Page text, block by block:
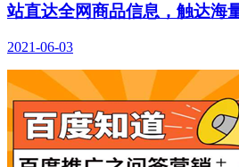
站直达全网商品信息，触达海
2021-06-03